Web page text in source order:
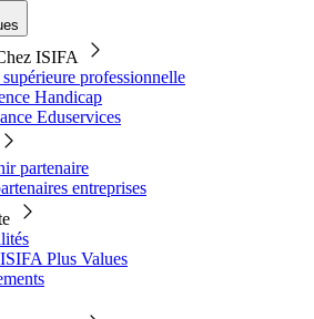
ISIFA
professionnelle
Handicap
Eduservices
partenaire
entreprises
Plus Values